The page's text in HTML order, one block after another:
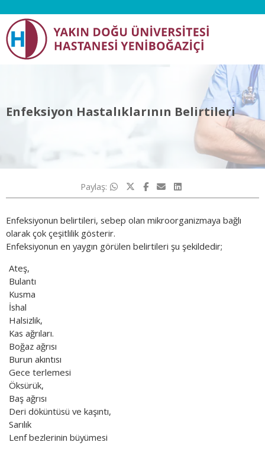
Enfeksiyon Hastalıklarının Belirtileri
Paylaş:
Enfeksiyonun belirtileri, sebep olan mikroorganizmaya bağlı
olarak çok çeşitlilik gösterir.
Enfeksiyonun en yaygın görülen belirtileri şu şekildedir;
Ateş,
Bulantı
Kusma
İshal
Halsizlik,
Kas ağrıları.
Boğaz ağrısı
Burun akıntısı
Gece terlemesi
Öksürük,
Baş ağrısı
Deri döküntüsü ve kaşıntı,
Sarılık
Lenf bezlerinin büyümesi